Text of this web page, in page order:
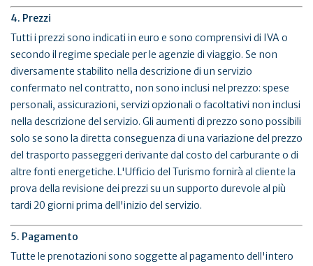
4. Prezzi
Tutti i prezzi sono indicati in euro e sono comprensivi di IVA o
secondo il regime speciale per le agenzie di viaggio. Se non
diversamente stabilito nella descrizione di un servizio
confermato nel contratto, non sono inclusi nel prezzo: spese
personali, assicurazioni, servizi opzionali o facoltativi non inclusi
nella descrizione del servizio. Gli aumenti di prezzo sono possibili
solo se sono la diretta conseguenza di una variazione del prezzo
del trasporto passeggeri derivante dal costo del carburante o di
altre fonti energetiche. L'Ufficio del Turismo fornirà al cliente la
prova della revisione dei prezzi su un supporto durevole al più
tardi 20 giorni prima dell'inizio del servizio.
5. Pagamento
Tutte le prenotazioni sono soggette al pagamento dell'intero